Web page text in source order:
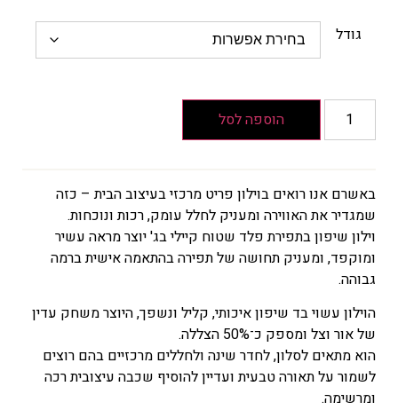
הוא
₪1,225
טווח
מחירים:
המחיר
הנוכחי
הוא
₪555
–
₪735
טווח
מחירים:
גודל
הוספה לסל
באשרם אנו רואים בוילון פריט מרכזי בעיצוב הבית – כזה
שמגדיר את האווירה ומעניק לחלל עומק, רכות ונוכחות.
וילון שיפון בתפירת פלד שטוח קיילי בג' יוצר מראה עשיר
ומוקפד, ומעניק תחושה של תפירה בהתאמה אישית ברמה
גבוהה.
הוילון עשוי בד שיפון איכותי, קליל ונשפך, היוצר משחק עדין
של אור וצל ומספק כ־50% הצללה.
הוא מתאים לסלון, לחדר שינה ולחללים מרכזיים בהם רוצים
לשמור על תאורה טבעית ועדיין להוסיף שכבה עיצובית רכה
ומרשימה.